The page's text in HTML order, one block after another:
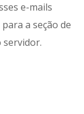
e-mails
a seção de
servidor.